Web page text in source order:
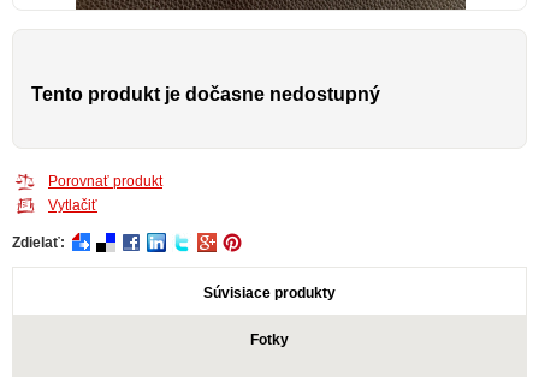
Tento produkt je dočasne nedostupný
Porovnať produkt
Vytlačiť
Zdielať:
Súvisiace produkty
Fotky